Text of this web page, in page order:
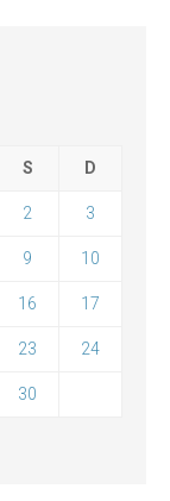
S D
2 3
9 10
16 17
23 24
30